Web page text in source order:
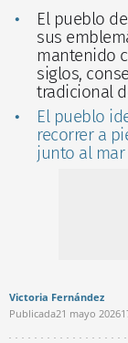
El pueblo
sus
mantenido
siglos,
tradicional
El pueblo
recorrer a
junto al mar
Victoria Fernández
Publicada21 mayo 2026